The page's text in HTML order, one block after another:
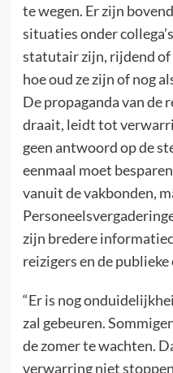
te wegen. Er zijn
situaties onder
statutair zijn, rijdend of
hoe oud ze zijn of nog
De propaganda van de
draait, leidt tot
geen antwoord op de
eenmaal moet
vanuit de vakbonden,
zijn bredere
reizigers en de publieke
“Er is nog
zal gebeuren.
de zomer te wachten.
verwarring niet